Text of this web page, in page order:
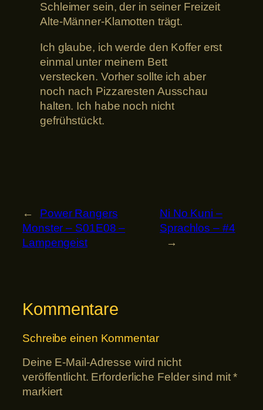
Schleimer sein, der in seiner Freizeit
Alte-Männer-Klamotten trägt.
Ich glaube, ich werde den Koffer erst
einmal unter meinem Bett
verstecken. Vorher sollte ich aber
noch nach Pizzaresten Ausschau
halten. Ich habe noch nicht
gefrühstückt.
←
Power Rangers
Monster – S01E08 –
Lampengeist
Ni No Kuni –
Sprachlos – #4
→
Kommentare
Schreibe einen Kommentar
Deine E-Mail-Adresse wird nicht
veröffentlicht. Erforderliche Felder sind mit*
markiert